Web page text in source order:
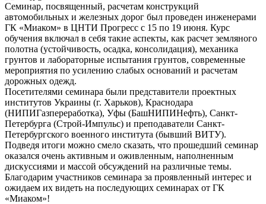
Семинар, посвященный, расчетам конструкций
автомобильных и железных дорог был проведен инженерами
ГК «Миаком» в ЦНТИ Прогресс с 15 по 19 июня. Курс
обучения включал в себя такие аспекты, как расчет земляного
полотна (устойчивость, осадка, консолидация), механика
грунтов и лабораторные испытания грунтов, современные
мероприятия по усилению слабых оснований и расчетам
дорожных одежд.
Посетителями семинара были представители проектных
институтов Украины (г. Харьков), Краснодара
(НИПИГазпереработка), Уфы (БашНИПИНефть), Санкт-
Петербурга (Строй-Импульс) и преподаватели Санкт-
Петербургского военного института (бывший ВИТУ).
Подведя итоги можно смело сказать, что прошедший семинар
оказался очень активным и оживленным, наполненным
дискуссиями и массой обсуждений на различные темы.
Благодарим участников семинара за проявленный интерес и
ожидаем их видеть на последующих семинарах от ГК
«Миаком»!